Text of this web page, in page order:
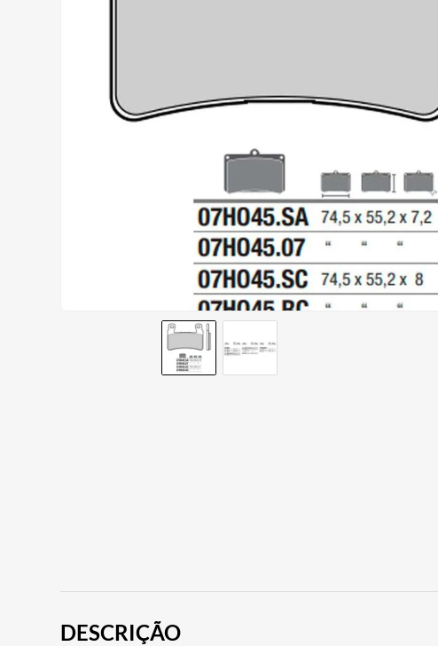
DESCRIÇÃO